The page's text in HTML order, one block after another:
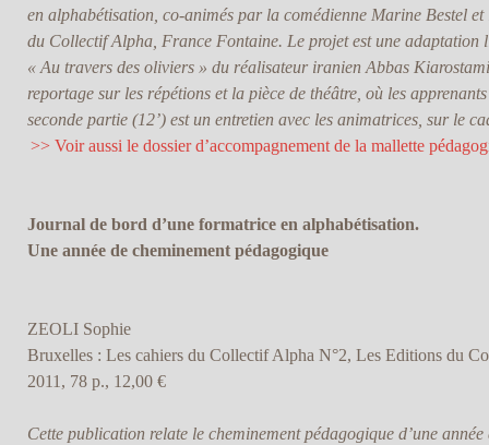
en alphabétisation, co-animés par la comédienne Marine Bestel
du Collectif Alpha, France Fontaine. Le projet est une adaptation
« Au travers des oliviers » du réalisateur iranien Abbas
reportage sur les répétions et la pièce de théâtre, où les
seconde partie (12’) est un entretien avec les animatrices, sur le
>> Voir aussi le dossier d’accompagnement de la mallette
Journal de bord d’une formatrice en alphabétisation.
Une année de cheminement pédagogique
ZEOLI Sophie
Bruxelles : Les cahiers du Collectif Alpha N°2, Les Editions du
2011, 78 p., 12,00 €
Cette publication relate le cheminement pédagogique d’une année